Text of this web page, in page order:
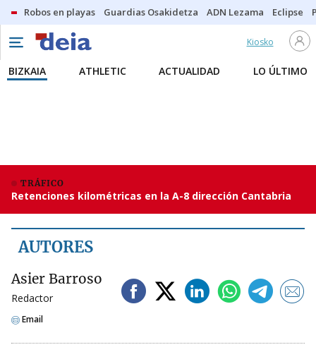
Robos en playas Guardias Osakidetza ADN Lezama Eclipse
Kiosko
BIZKAIA ATHLETIC ACTUALIDAD LO ÚLTIMO
TRÁFICO
Retenciones kilométricas en la A-8 dirección Cantabria
AUTORES
Asier Barroso
Redactor
Email